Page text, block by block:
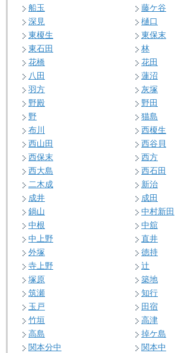
船玉
藤ケ谷
深見
樋口
東榎生
東保末
東石田
林
花橋
花田
八田
蓮沼
羽方
灰塚
野殿
野田
野
猫島
布川
西榎生
西山田
西谷貝
西保末
西方
西大島
西石田
二木成
新治
成井
成田
鍋山
中村新田
中根
中舘
中上野
直井
外塚
徳持
寺上野
辻
塚原
築地
筑瀬
知行
玉戸
田宿
竹垣
高津
高島
掉ケ島
関本分中
関本中